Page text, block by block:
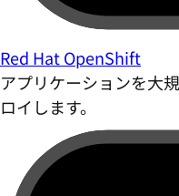
Red Hat OpenShift
アプリケーションを大
ロイします。